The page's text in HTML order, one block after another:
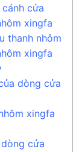
cửa
xingfa
thanh nhôm
xingfa
dòng cửa
xingfa
cửa